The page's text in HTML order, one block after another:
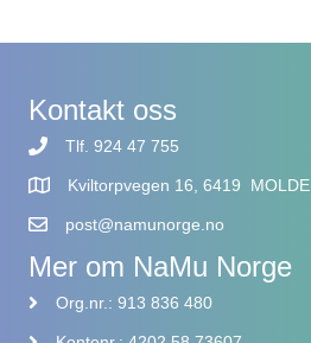
Kontakt oss
Tlf. 924 47 755
Kviltorpvegen 16, 6419 MOLDE
post@namunorge.no
Mer om NaMu Norge
Org.nr.: 913 836 480